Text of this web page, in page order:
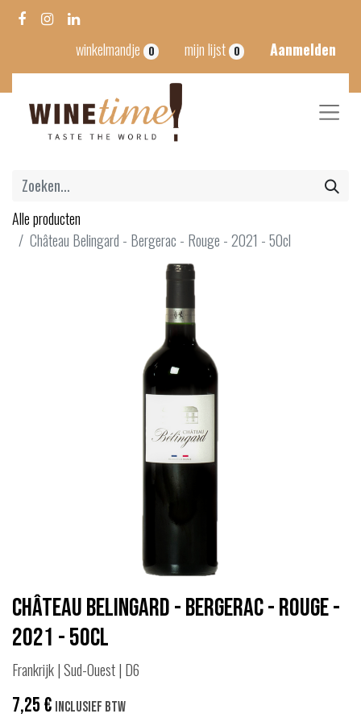
winkelmandje 0 mijn lijst 0 Aanmelden
Alle producten
Château Belingard - Bergerac - Rouge - 2021 - 50cl
Château Belingard - Bergerac - Rouge -
2021 - 50cl
Frankrijk | Sud-Ouest | D6
7,25€ Inclusief btw